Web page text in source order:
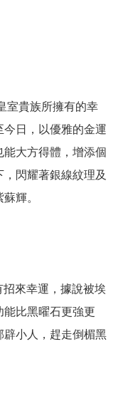
室貴族所擁有的幸
日，以優雅的金運
大方得體，增添個
閃耀著銀線紋理及
輝。
招來幸運，據說被埃
能比黑曜石更強更
辟小人，趕走倒楣黑